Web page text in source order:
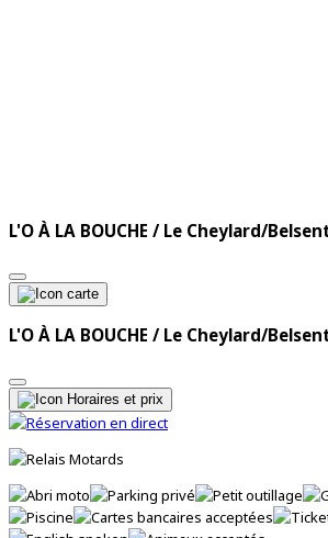
L'O À LA BOUCHE / Le Cheylard/
L'O À LA BOUCHE / Le Cheylard/